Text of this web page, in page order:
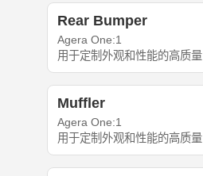
Rear Bumper
Agera One:1
用于定制外观和性能的高质
Muffler
Agera One:1
用于定制外观和性能的高质量